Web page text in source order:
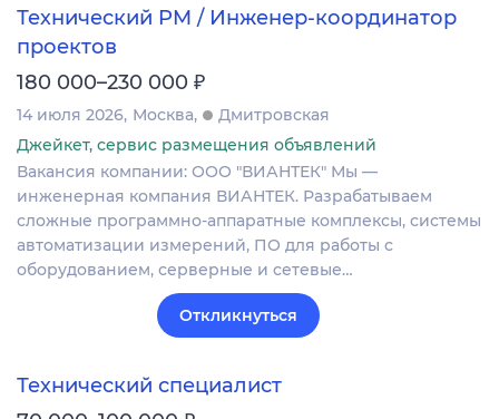
Технический PM / Инженер-координатор
проектов
180 000–230 000 ₽
14 июля 2026 Москва
Дмитровская
Джейкет, сервис размещения объявлений
Вакансия компании: ООО "ВИАНТЕК" Мы —
инженерная компания ВИАНТЕК. Разрабатываем
сложные программно-аппаратные комплексы, системы
автоматизации измерений, ПО для работы с
оборудованием, серверные и сетевые…
Откликнуться
Технический специалист